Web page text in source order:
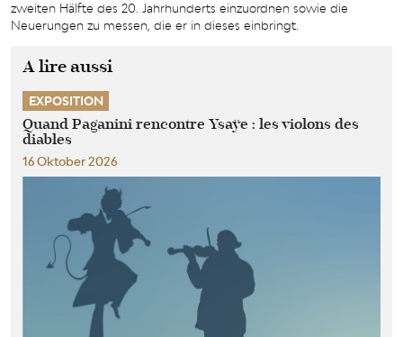
zweiten Hälfte des 20. Jahrhunderts einzuordnen sowie die
Neuerungen zu messen, die er in dieses einbringt.
A lire aussi
EXPOSITION
Quand Paganini rencontre Ysaÿe : les violons des
diables
16 Oktober 2026